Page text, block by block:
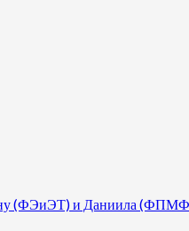
(ФЭиЭТ) и Даниила